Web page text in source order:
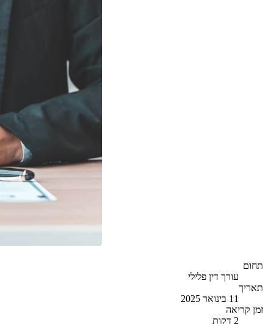
תחום
עורך דין פלילי
תאריך
11 בינואר 2025
זמן קריאה
2 דקות